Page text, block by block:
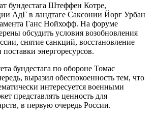
бундестага Штеффен Котре,
АдГ в ландтаге Саксонии Йорг Урбан
Ганс Нойхофф. На форуме
обсудить условия возобновления
снятие санкций, восстановление
поставки энергоресурсов.
бундестага по обороне Томас
выразил обеспокоенность тем, что
интересуется военными
представлять ценность для
в первую очередь России.